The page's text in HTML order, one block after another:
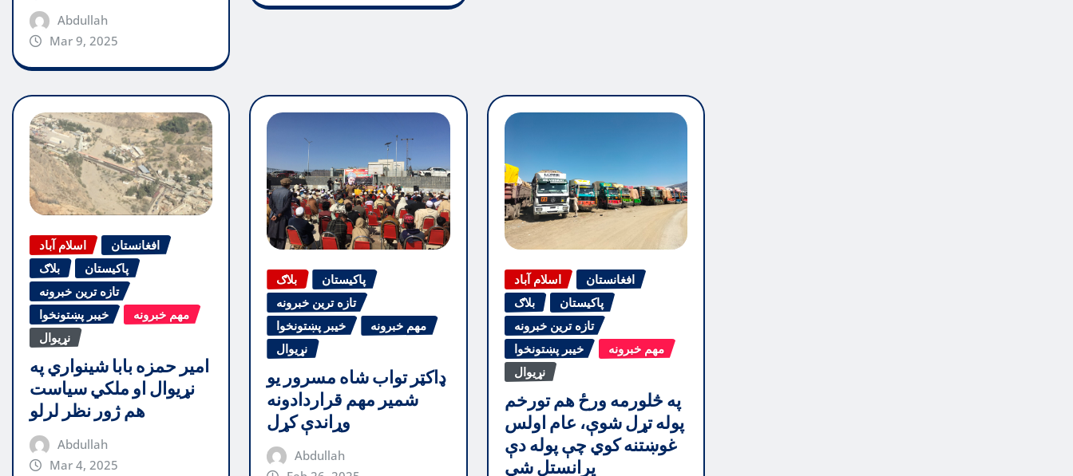
Abdullah
Mar 9, 2025
اسلام آباد
افغانستان
بلاګ
پاکیستان
تازه ترین خبرونه
خیبر پښتونخوا
مهم خبرونه
نړیوال
امیر حمزه بابا شینواري په
نړیوال او ملکي سیاست
هم ژور نظر لرلو
Abdullah
Mar 4, 2025
بلاګ
پاکیستان
تازه ترین خبرونه
خیبر پښتونخوا
مهم خبرونه
نړیوال
ډاکټر تواب شاه مسرور یو
شمیر مهم قراردادونه
وړاندې کړل
Abdullah
اسلام آباد
افغانستان
بلاګ
پاکیستان
تازه ترین خبرونه
خیبر پښتونخوا
مهم خبرونه
نړیوال
په څلورمه ورځ هم تورخم
پوله تړل شوې، عام اولس
غوښتنه کوي چې پوله دې
پرانستل شي